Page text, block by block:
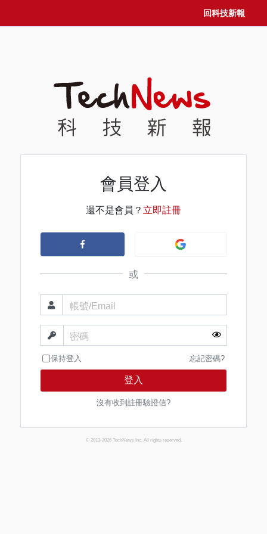
回科技新報
會員登入
還不是會員？ 立即註冊
或
帳號/Email
密碼
保持登入 忘記密碼?
登入
沒有收到註冊驗證信?
© 2013-2026 TechNews Inc. All rights reserved.